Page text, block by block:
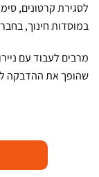
לסגירת קרטונים,
במוסדות חינוך,
מרבים לעבוד עם
שהופך את ההדבקה